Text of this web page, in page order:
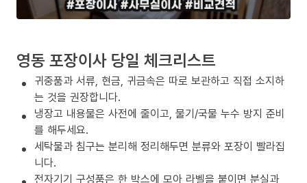
영동 포장이사 당일 체크리스트
귀중품과 서류, 현금, 귀금속은 따로 보관하고 직접 소지하
는 것을 권장합니다.
냉장고 내용물은 사전에 줄이고, 물기/국물 누수 방지 준비
를 해두세요.
세탁물과 침구는 분리해 정리해두면 분류와 포장이 빨라집
니다.
전자기기 구성품은 한 박스에 모아 라벨을 붙이면 분실과